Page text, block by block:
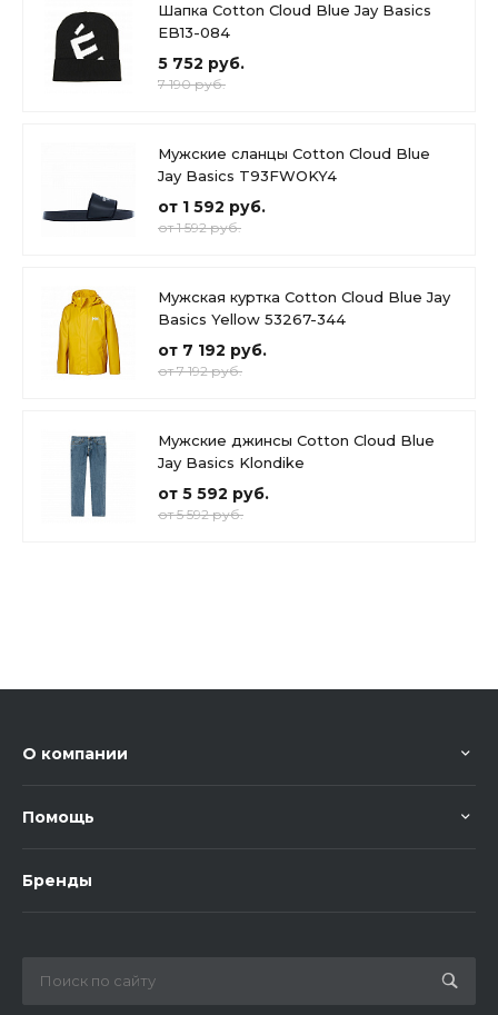
Шапка Cotton Cloud Blue Jay Basics
EB13-084
5 752 руб.
7 190 руб.
Мужские сланцы Cotton Cloud Blue
Jay Basics T93FWOKY4
от 1 592 руб.
от 1 592 руб.
Мужская куртка Cotton Cloud Blue Jay
Basics Yellow 53267-344
от 7 192 руб.
от 7 192 руб.
Мужские джинсы Cotton Cloud Blue
Jay Basics Klondike
от 5 592 руб.
от 5 592 руб.
О компании
Помощь
Бренды